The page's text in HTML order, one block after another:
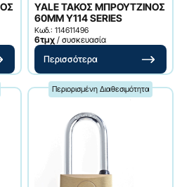
YALE ΤΑΚΟΣ ΜΠΡΟΥΤΖΙΝΟΣ
60ΜΜ Υ114 SERIES
Κωδ.: 114611496
6τμχ / συσκευασία
Περισσότερα
Περιορισμένη Διαθεσιμότητα